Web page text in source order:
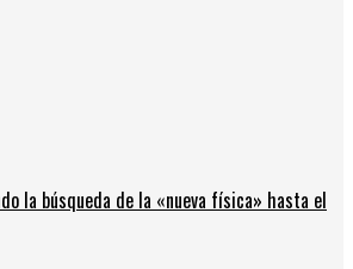
la búsqueda de la «nueva física» hasta el